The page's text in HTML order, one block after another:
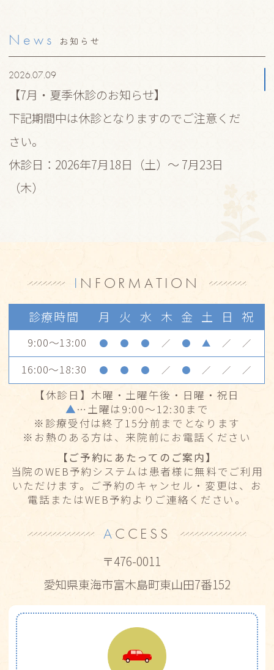
News お知らせ
2026.07.09
【7月・夏季休診のお知らせ】
下記期間中は休診となりますのでご注意くだ
さい。
休診日：2026年7月18日（土）～ 7月23日
（木）
【健康診断（特定健診や企業健診など）と保
保険診療の規定により、混合診療や費用重複
請求を避けるために健康診断と保険診療は同
日に実施いたしません。
健康診断を希望される方は、保険診療と別日
にご来院いただきますようお願いいたしま
2026.04.30
【5月診療時間一部変更のお知らせ】
下記、診療時間が変更となっておりますのでご
注意ください。
【ゴールデンウィーク休診のお知らせ】
祝祭日に伴い、下記が休診となりますのでご
注意ください。
休診日：2026年4月29日（水）〜30日（木）、
I NFORMATION
診療時間 月 火 水 木 金 土 日 祝
9:00～13:00 ● ● ● ／ ● ▲ ／ ／
16:00～18:30 ● ● ● ／ ● ／ ／ ／
【休診日】木曜・土曜午後・日曜・祝日
▲…土曜は9:00〜12:30まで
※診療受付は終了15分前までとなります
※お熱のある方は、来院前にお電話ください
【ご予約にあたってのご案内】
当院のWEB予約システムは患者様に無料でご利用
いただけます。ご予約のキャンセル・変更は、お
電話またはWEB予約よりご連絡ください。
A CCESS
〒476-0011
愛知県東海市富木島町東山田7番152